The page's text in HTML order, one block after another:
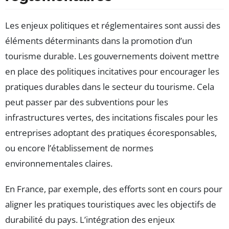
Les enjeux politiques et réglementaires sont aussi des
éléments déterminants dans la promotion d’un
tourisme durable. Les gouvernements doivent mettre
en place des politiques incitatives pour encourager les
pratiques durables dans le secteur du tourisme. Cela
peut passer par des subventions pour les
infrastructures vertes, des incitations fiscales pour les
entreprises adoptant des pratiques écoresponsables,
ou encore l’établissement de normes
environnementales claires.
En France, par exemple, des efforts sont en cours pour
aligner les pratiques touristiques avec les objectifs de
durabilité du pays. L’intégration des enjeux